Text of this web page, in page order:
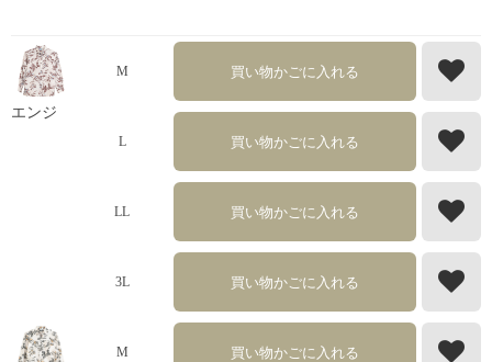
エンジ
M 買い物かごに入れる
L 買い物かごに入れる
LL 買い物かごに入れる
3L 買い物かごに入れる
M 買い物かごに入れる